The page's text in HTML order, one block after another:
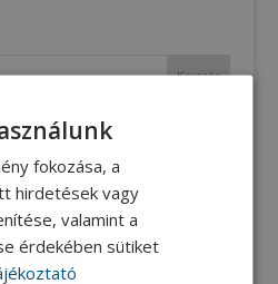
fokozása, a
hirdetések vagy
valamint a
érdekében sütiket